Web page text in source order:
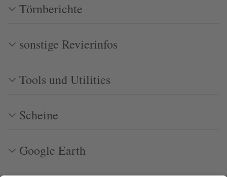
Törnberichte
sonstige Revierinfos
Tools und Utilities
Scheine
Google Earth